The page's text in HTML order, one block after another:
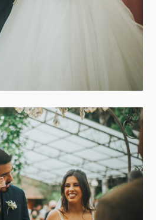
amamos tanto!
tivemos muita luz e sol, sem
palavras seriam:
tanta saudade desse
tanto!”.